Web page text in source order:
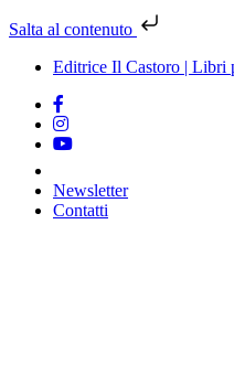
Salta al contenuto
Editrice Il Castoro | Libri
Newsletter
Contatti